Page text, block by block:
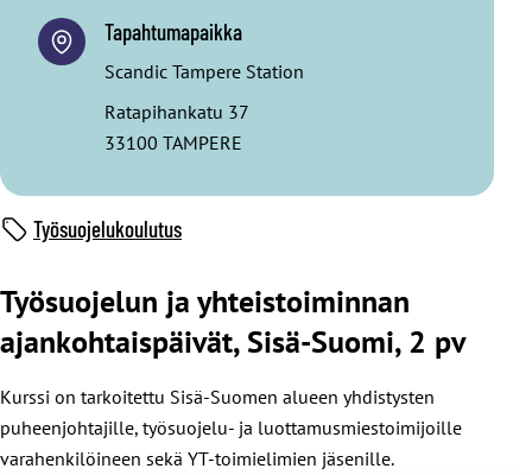
Työsuojelun ja yhteistoiminnan
ajankohtaispäivät, Sisä-Suomi, 2 pv
Kurssi on tarkoitettu Sisä-Suomen alueen yhdistysten
puheenjohtajille, työsuojelu- ja luottamusmiestoimijoille
varahenkilöineen sekä YT-toimielimien jäsenille.
Tapahtumapaikka
Scandic Tampere Station
Ratapihankatu 37
33100 TAMPERE
Työsuojelukoulutus